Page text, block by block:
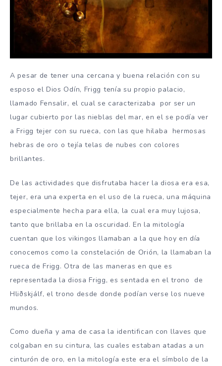
A pesar de tener una cercana y buena relación con su
esposo el Dios Odín, Frigg tenía su propio palacio,
llamado Fensalir, el cual se caracterizaba por ser un
lugar cubierto por las nieblas del mar, en el se podía ver
a Frigg tejer con su rueca, con las que hilaba hermosas
hebras de oro o tejía telas de nubes con colores
brillantes.
De las actividades que disfrutaba hacer la diosa era esa,
tejer, era una experta en el uso de la rueca, una máquina
especialmente hecha para ella, la cual era muy lujosa,
tanto que brillaba en la oscuridad. En la mitología
cuentan que los vikingos llamaban a la que hoy en día
conocemos como la constelación de Orión, la llamaban la
rueca de Frigg. Otra de las maneras en que es
representada la diosa Frigg, es sentada en el trono de
Hliðskjálf, el trono desde donde podían verse los nueve
mundos.
Como dueña y ama de casa la identifican con llaves que
colgaban en su cintura, las cuales estaban atadas a un
cinturón de oro, en la mitología este era el símbolo de la